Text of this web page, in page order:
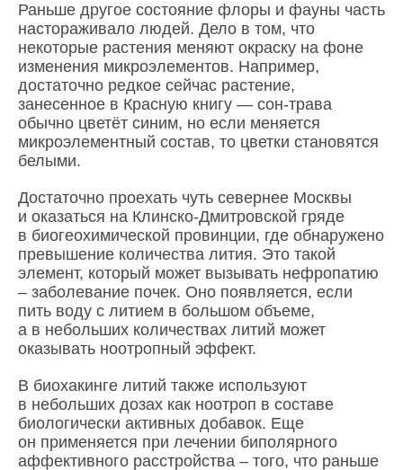
Раньше другое состояние флоры и фауны часть
настораживало людей. Дело в том, что
некоторые растения меняют окраску на фоне
изменения микроэлементов. Например,
достаточно редкое сейчас растение,
занесенное в Красную книгу — сон-трава
обычно цветёт синим, но если меняется
микроэлементный состав, то цветки становятся
белыми.
Достаточно проехать чуть севернее Москвы
и оказаться на Клинско-Дмитровской гряде
в биогеохимической провинции, где обнаружено
превышение количества лития. Это такой
элемент, который может вызывать нефропатию
– заболевание почек. Оно появляется, если
пить воду с литием в большом объеме,
а в небольших количествах литий может
оказывать ноотропный эффект.
В биохакинге литий также используют
в небольших дозах как ноотроп в составе
биологически активных добавок. Еще
он применяется при лечении биполярного
аффективного расстройства – того, что раньше